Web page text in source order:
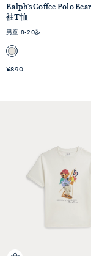
快
Ralph's Coffee Polo
袖T恤
男童 8-20岁
¥890